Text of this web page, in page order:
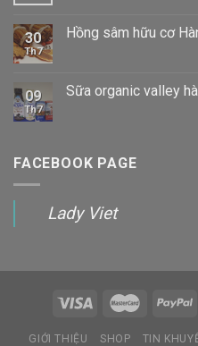
30
Th7
Hồng sâm hữu cơ
09
Th7
Sữa organic valley
FACEBOOK PAGE
Lady Viet
GIỚI THIỆU SHOP TIN